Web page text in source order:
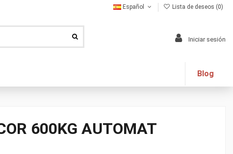
Español Lista de deseos (0)
Iniciar sesión
Blog
600KG AUTOMAT